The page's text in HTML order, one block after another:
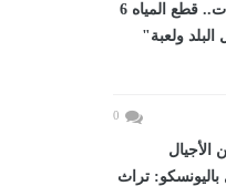
لحل أزمة الطفوحات.. قطع المياه 6
ولعبة"
0
الأجيال
تراث